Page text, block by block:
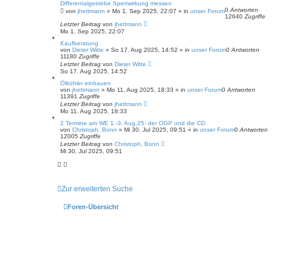
Differentalgetriebe Sperrwirkung messen
von jhettmann » Mo 1. Sep 2025, 22:07 » in unser Forum0 Antworten
12640 Zugriffe
Letzter Beitrag von jhettmann
Mo 1. Sep 2025, 22:07
Kaufberatung
von Dieter Witte » So 17. Aug 2025, 14:52 » in unser Forum0 Antworten
11180 Zugriffe
Letzter Beitrag von Dieter Witte
So 17. Aug 2025, 14:52
Ölkühler einbauen
von jhettmann » Mo 11. Aug 2025, 18:33 » in unser Forum0 Antworten
11391 Zugriffe
Letzter Beitrag von jhettmann
Mo 11. Aug 2025, 18:33
2 Termine am WE 1.-3. Aug.25: der OGP und die CD
von Christoph, Bonn » Mi 30. Jul 2025, 09:51 » in unser Forum0 Antworten
12005 Zugriffe
Letzter Beitrag von Christoph, Bonn
Mi 30. Jul 2025, 09:51
Zur erweiterten Suche
Foren-Übersicht